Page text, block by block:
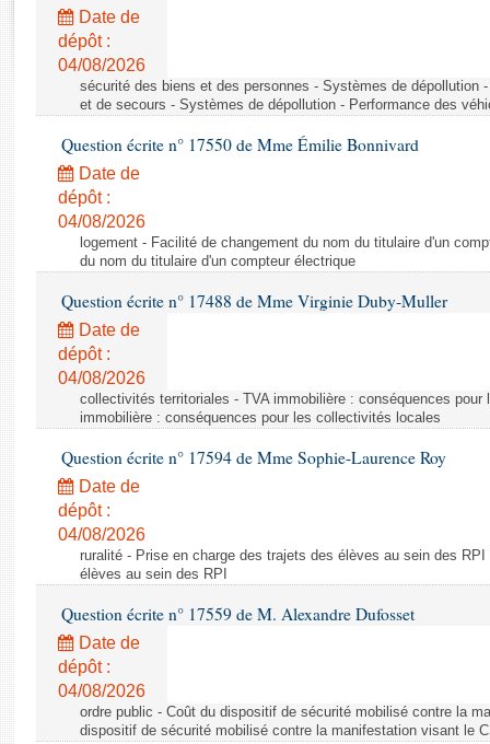
Rapports législatifs
Rapports sur l'application des lois
Baromètre de l’application des lois
Dossiers législatifs
Budget et sécurité sociale
Questions écrites et orales
Comptes rendus des débats
Date de
dépôt :
04/08/2026
sécurité des biens et des personnes - Systèmes de dépollution
et de secours - Systèmes de dépollution - Performance des
Question écrite n° 17550 de Mme Émilie Bonnivard
Date de
dépôt :
04/08/2026
logement - Facilité de changement du nom du titulaire d'un
du nom du titulaire d'un compteur électrique
Question écrite n° 17488 de Mme Virginie Duby-Muller
Date de
dépôt :
04/08/2026
collectivités territoriales - TVA immobilière : conséquences
immobilière : conséquences pour les collectivités locales
Question écrite n° 17594 de Mme Sophie-Laurence Roy
Date de
dépôt :
04/08/2026
ruralité - Prise en charge des trajets des élèves au sein des
élèves au sein des RPI
Question écrite n° 17559 de M. Alexandre Dufosset
Date de
dépôt :
04/08/2026
ordre public - Coût du dispositif de sécurité mobilisé contre la
dispositif de sécurité mobilisé contre la manifestation visant le